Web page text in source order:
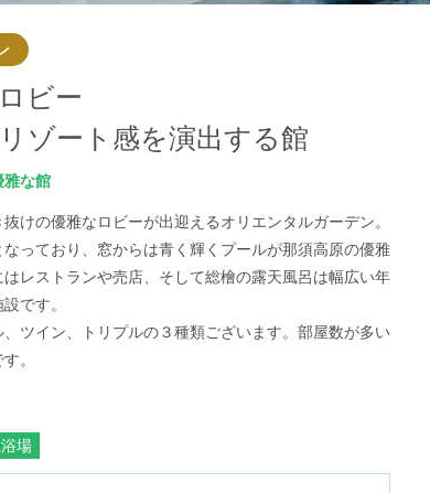
ビー
ゾート感を演出する館
雅な館
けの優雅なロビーが出迎えるオリエンタルガーデン。
っており、窓からは青く輝くプールが那須高原の優雅
レストランや売店、そして総檜の露天風呂は幅広い年
です。
ツイン、トリプルの３種類ございます。部屋数が多い
。
場